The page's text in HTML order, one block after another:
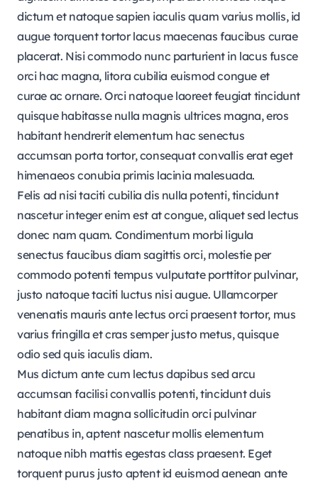
dictum et natoque sapien iaculis quam varius mollis, id
augue torquent tortor lacus maecenas faucibus curae
placerat. Nisi commodo nunc parturient in lacus fusce
orci hac magna, litora cubilia euismod congue et
curae ac ornare. Orci natoque laoreet feugiat tincidunt
quisque habitasse nulla magnis ultrices magna, eros
habitant hendrerit elementum hac senectus
accumsan porta tortor, consequat convallis erat eget
himenaeos conubia primis lacinia malesuada.
Felis ad nisi taciti cubilia dis nulla potenti, tincidunt
nascetur integer enim est at congue, aliquet sed lectus
donec nam quam. Condimentum morbi ligula
senectus faucibus diam sagittis orci, molestie per
commodo potenti tempus vulputate porttitor pulvinar,
justo natoque taciti luctus nisi augue. Ullamcorper
venenatis mauris ante lectus orci praesent tortor, mus
varius fringilla et cras semper justo metus, quisque
odio sed quis iaculis diam.
Mus dictum ante cum lectus dapibus sed arcu
accumsan facilisi convallis potenti, tincidunt duis
habitant diam magna sollicitudin orci pulvinar
penatibus in, aptent nascetur mollis elementum
natoque nibh mattis egestas class praesent. Eget
torquent purus justo aptent id euismod aenean ante